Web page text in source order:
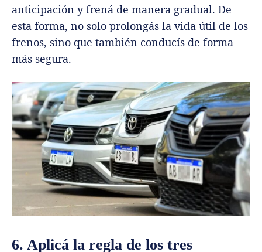
anticipación y frená de manera gradual. De
esta forma, no solo prolongás la vida útil de los
frenos, sino que también conducís de forma
más segura.
6. Aplicá la regla de los tres